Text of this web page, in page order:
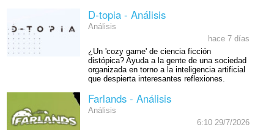
D-topia - Análisis
Análisis
hace 7 días
¿Un 'cozy game' de ciencia ficción
distópica? Ayuda a la gente de una sociedad
organizada en torno a la inteligencia artificial
que despierta interesantes reflexiones.
Farlands - Análisis
Análisis
6:10 29/7/2026